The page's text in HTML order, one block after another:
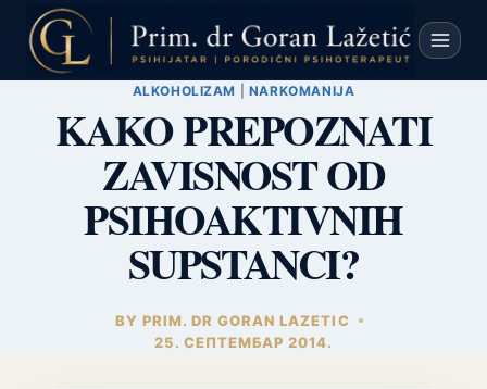
content
ALKOHOLIZAM NARKOMANIJA
KAKO PREPOZNATI
ZAVISNOST OD
PSIHOAKTIVNIH
SUPSTANCI?
BY PRIM. DR GORAN LAZETIC
25. СЕПТЕМБАР 2014.